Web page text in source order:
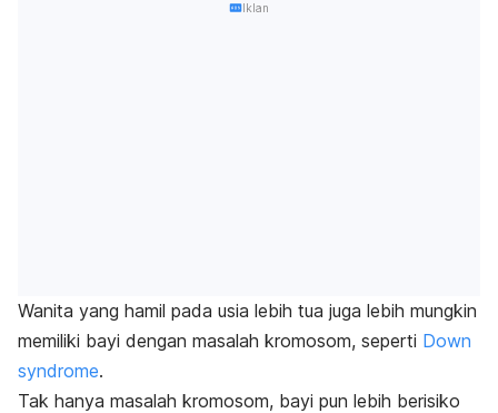
Iklan
Wanita yang hamil pada usia lebih tua juga lebih mungkin
memiliki bayi dengan masalah kromosom, seperti Down
syndrome.
Tak hanya masalah kromosom, bayi pun lebih berisiko